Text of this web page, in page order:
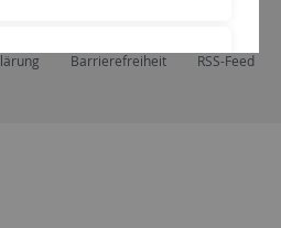
Barrierefreiheit RSS-Feed